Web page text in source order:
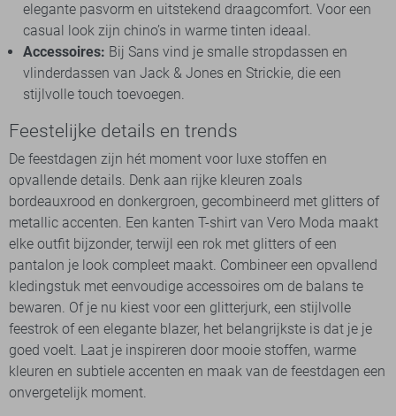
elegante pasvorm en uitstekend draagcomfort. Voor een
casual look zijn chino’s in warme tinten ideaal.
Accessoires: Bij Sans vind je smalle stropdassen en
vlinderdassen van Jack & Jones en Strickie, die een
stijlvolle touch toevoegen.
Feestelijke details en trends
De feestdagen zijn hét moment voor luxe stoffen en
opvallende details. Denk aan rijke kleuren zoals
bordeauxrood en donkergroen, gecombineerd met glitters of
metallic accenten. Een kanten T-shirt van Vero Moda maakt
elke outfit bijzonder, terwijl een rok met glitters of een
pantalon je look compleet maakt. Combineer een opvallend
kledingstuk met eenvoudige accessoires om de balans te
bewaren. Of je nu kiest voor een glitterjurk, een stijlvolle
feestrok of een elegante blazer, het belangrijkste is dat je je
goed voelt. Laat je inspireren door mooie stoffen, warme
kleuren en subtiele accenten en maak van de feestdagen een
onvergetelijk moment.